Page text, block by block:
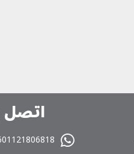
اتصل
601121806818+ (واتس